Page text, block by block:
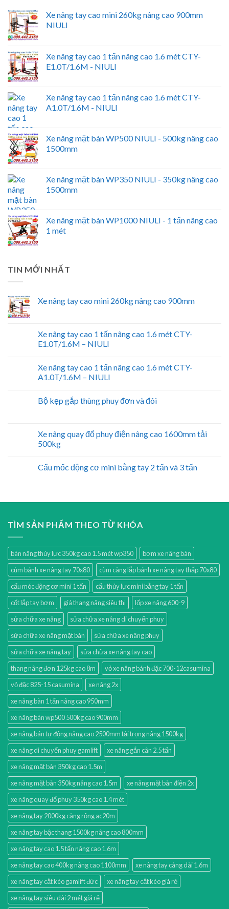
Xe nâng tay cao mini 260kg nâng cao 900mm
NIULI
Xe nâng tay cao 1 tấn nâng cao 1.6 mét CTY-
E1.0T/1.6M - NIULI
Xe nâng tay cao 1 tấn nâng cao 1.6 mét CTY-
A1.0T/1.6M - NIULI
Xe nâng mặt bàn WP500 NIULI - 500kg nâng cao
1500mm
Xe nâng mặt bàn WP350 NIULI - 350kg nâng cao
1500mm
Xe nâng mặt bàn WP1000 NIULI - 1 tấn nâng cao
1 mét
TIN MỚI NHẤT
Xe nâng tay cao mini 260kg nâng cao 900mm
Xe nâng tay cao 1 tấn nâng cao 1.6 mét CTY-
E1.0T/1.6M – NIULI
Xe nâng tay cao 1 tấn nâng cao 1.6 mét CTY-
A1.0T/1.6M – NIULI
Bộ kẹp gắp thùng phuy đơn và đôi
Xe nâng quay đổ phuy điện nâng cao 1600mm tải
500kg
Cẩu mốc động cơ mini bằng tay 2 tấn và 3 tấn
TÌM SẢN PHẨM THEO TỪ KHÓA
bàn nâng thủy lực 350kg cao 1.5 mét wp350
bơm xe nâng bàn
cùm bánh xe nâng tay 70x80
cùm càng lắp bánh xe nâng tay thấp 70x80
cẩu móc động cơ mini 1 tấn
cẩu thủy lực mini bằng tay 1 tấn
cốt lắp tay bơm
giá thang nâng siêu thị
lốp xe nâng 600-9
sửa chữa xe nâng
sửa chữa xe nâng di chuyển phuy
sửa chữa xe nâng mặt bàn
sửa chữa xe nâng phuy
sửa chữa xe nâng tay
sửa chữa xe nâng tay cao
thang nâng đơn 125kg cao 8m
vỏ xe nâng bánh đặc 700-12casumina
vỏ đặc 825-15 casumina
xe nâng 2x
xe nâng bàn 1 tấn nâng cao 950mm
xe nâng bàn wp500 500kg cao 900mm
xe nâng bán tự động nâng cao 2500mm tải trọng nâng 1500kg
xe nâng di chuyển phuy gamlift
xe nâng gắn cân 2.5 tấn
xe nâng mặt bàn 350kg cao 1.5m
xe nâng mặt bàn 350kg nâng cao 1.5m
xe nâng mặt bàn điện 2x
xe nâng quay đổ phuy 350kg cao 1.4 mét
xe nâng tay 2000kg càng rộng ac20m
xe nâng tay bậc thang 1500kg nâng cao 800mm
xe nâng tay cao 1.5 tấn nâng cao 1.6m
xe nâng tay cao 400kg nâng cao 1100mm
xe nâng tay càng dài 1.6m
xe nâng tay cắt kéo gamlift đức
xe nâng tay cắt kéo giá rẻ
xe nâng tay siêu dài 2 mét giá rẻ